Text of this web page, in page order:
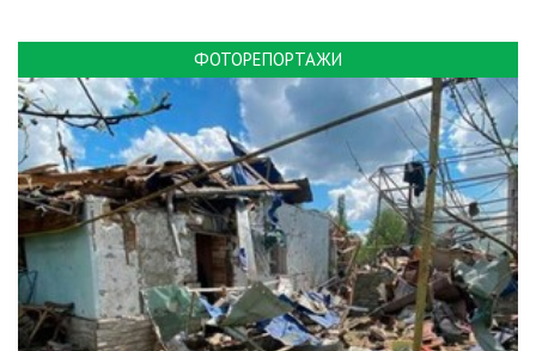
ФОТОРЕПОРТАЖИ